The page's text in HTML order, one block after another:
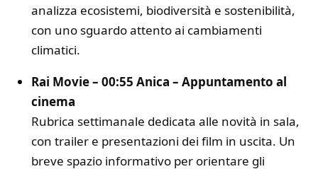
analizza ecosistemi, biodiversità e sostenibilità,
con uno sguardo attento ai cambiamenti
climatici.
Rai Movie – 00:55 Anica – Appuntamento al
cinema
Rubrica settimanale dedicata alle novità in sala,
con trailer e presentazioni dei film in uscita. Un
breve spazio informativo per orientare gli